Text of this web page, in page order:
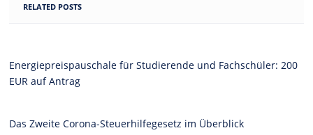
RELATED POSTS
Energiepreispauschale für Studierende und Fachschüler: 200
EUR auf Antrag
Das Zweite Corona-Steuerhilfegesetz im Überblick